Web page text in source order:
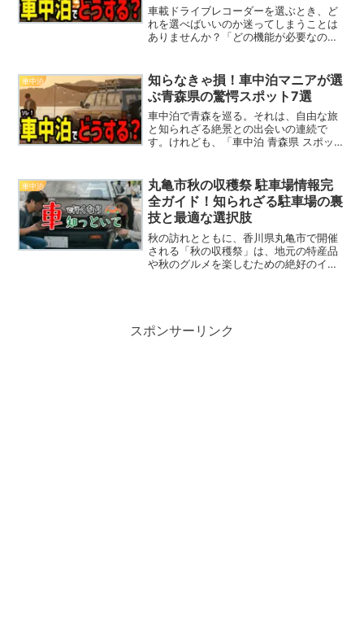
車載ドライブレコーダーを選ぶとき、ど
れを選べばいいのか迷ってしまうことは
ありませんか？「どの機能が必要なの
悩みが浮かぶものです。しかし、選び方
次第であなたの車内での安全...
車中泊
知らなきゃ損！車中泊マニアが選
ぶ青森県の驚愕スポット7選
車中泊で青森を巡る。それは、自由な旅
と知られざる絶景との出会いの連続で
す。けれども、「車中泊 青森県 スポッ
じた方も多いのではないでしょうか。
「結局、どこが静かで安心？...
車中泊
丸亀市秋の収穫祭 駐車場情報完
全ガイド！知られざる駐車場の裏
技と最適な選択肢
秋の訪れとともに、香川県丸亀市で開催
される「秋の収穫祭」は、地元の特産品
や秋のグルメを楽しむための絶好のイベ
スポンサーリンク